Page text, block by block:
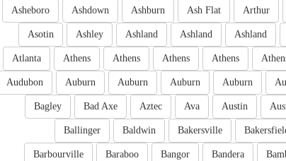
Arthur
Ash Flat
Ashburn
Ashdown
Asheboro
Ashland
Ashland
Ashland
Ashley
Asotin
Athens
Athens
Athens
Athens
Atlanta
Auburn
Auburn
Auburn
Auburn
Audubon
Austin
Ava
Aztec
Bad Axe
Bagley
Bakersville
Baldwin
Ballinger
Bandera
Bangor
Baraboo
Barbourville